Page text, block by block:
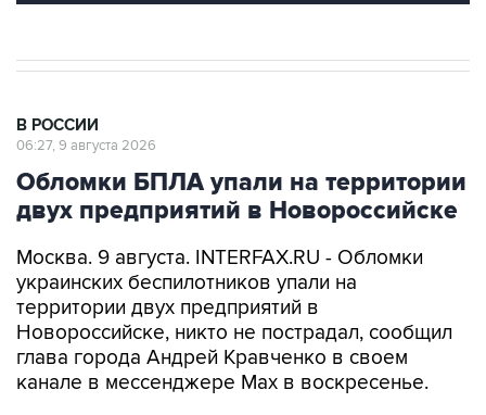
В РОССИИ
06:27, 9 августа 2026
Обломки БПЛА упали на территории
двух предприятий в Новороссийске
Москва. 9 августа. INTERFAX.RU - Обломки
украинских беспилотников упали на
территории двух предприятий в
Новороссийске, никто не пострадал, сообщил
глава города Андрей Кравченко в своем
канале в мессенджере Max в воскресенье.